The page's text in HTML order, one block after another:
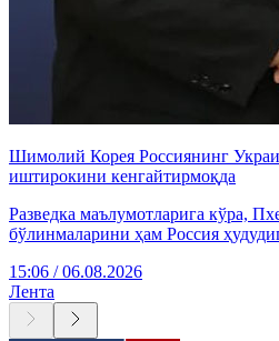
Шимолий Корея Россиянинг
иштирокини кенгайтирмоқда
Разведка маълумотларига кўра,
бўлинмаларини ҳам Россия
15:06 / 06.08.2026
Лента